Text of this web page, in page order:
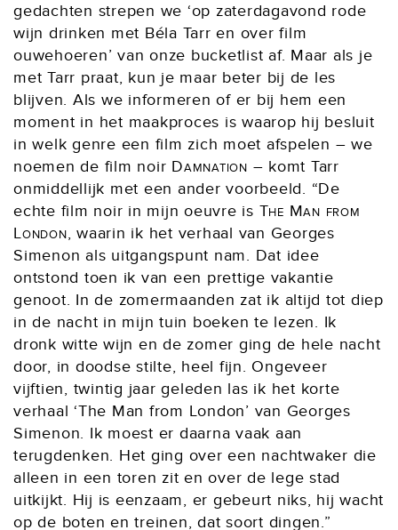
gedachten strepen we ‘op zaterdagavond rode
wijn drinken met Béla Tarr en over film
ouwehoeren’ van onze bucketlist af. Maar als je
met Tarr praat, kun je maar beter bij de les
blijven. Als we informeren of er bij hem een
moment in het maakproces is waarop hij besluit
in welk genre een film zich moet afspelen – we
noemen de film noir Damnation – komt Tarr
onmiddellijk met een ander voorbeeld. “De
echte film noir in mijn oeuvre is The Man from
London, waarin ik het verhaal van Georges
Simenon als uitgangspunt nam. Dat idee
ontstond toen ik van een prettige vakantie
genoot. In de zomermaanden zat ik altijd tot diep
in de nacht in mijn tuin boeken te lezen. Ik
dronk witte wijn en de zomer ging de hele nacht
door, in doodse stilte, heel fijn. Ongeveer
vijftien, twintig jaar geleden las ik het korte
verhaal ‘The Man from London’ van Georges
Simenon. Ik moest er daarna vaak aan
terugdenken. Het ging over een nachtwaker die
alleen in een toren zit en over de lege stad
uitkijkt. Hij is eenzaam, er gebeurt niks, hij wacht
op de boten en treinen, dat soort dingen.”